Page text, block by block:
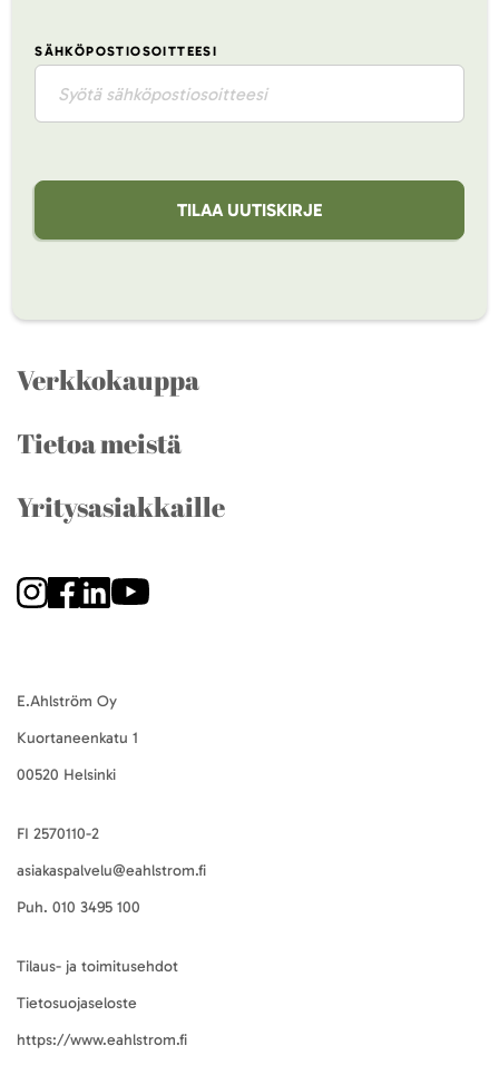
SÄHKÖPOSTIOSOITTEESI
TILAA UUTISKIRJE
Verkkokauppa
Tietoa meistä
Yritysasiakkaille
E.Ahlström Oy
Kuortaneenkatu 1
00520 Helsinki
FI 2570110-2
asiakaspalvelu@eahlstrom.fi
Puh. 010 3495 100
Tilaus- ja toimitusehdot
Tietosuojaseloste
https://www.eahlstrom.fi